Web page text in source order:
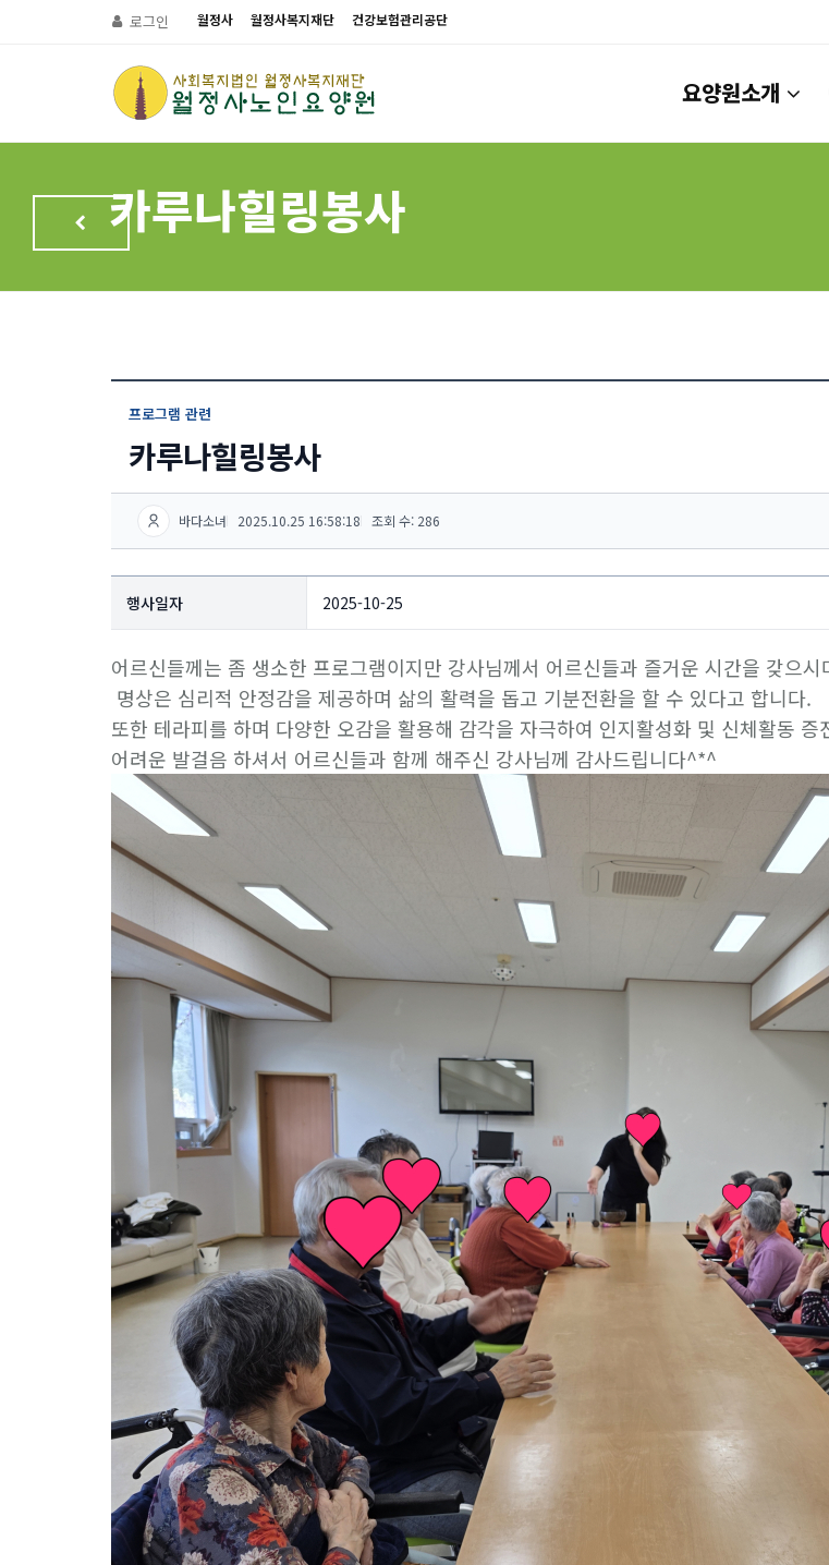
로그인 월정사 월정사복지재단 건강보험관리공단
요양원소개
카루나힐링봉사
프로그램 관련
카루나힐링봉사
바다소녀 2025.10.25 16:58:18 조회 수: 286
행사일자 2025-10-25
어르신들께는 좀 생소한 프로그램이지만 강사님께서 어르신들과 즐거운 시간을 갖으
명상은 심리적 안정감을 제공하며 삶의 활력을 돕고 기분전환을 할 수 있다고 합니다.
또한 테라피를 하며 다양한 오감을 활용해 감각을 자극하여 인지활성화 및 신체활동 증
어려운 발걸음 하셔서 어르신들과 함께 해주신 강사님께 감사드립니다^*^